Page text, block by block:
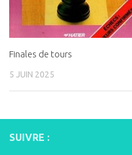
Finales de tours
5 JUIN 2025
SUIVRE :